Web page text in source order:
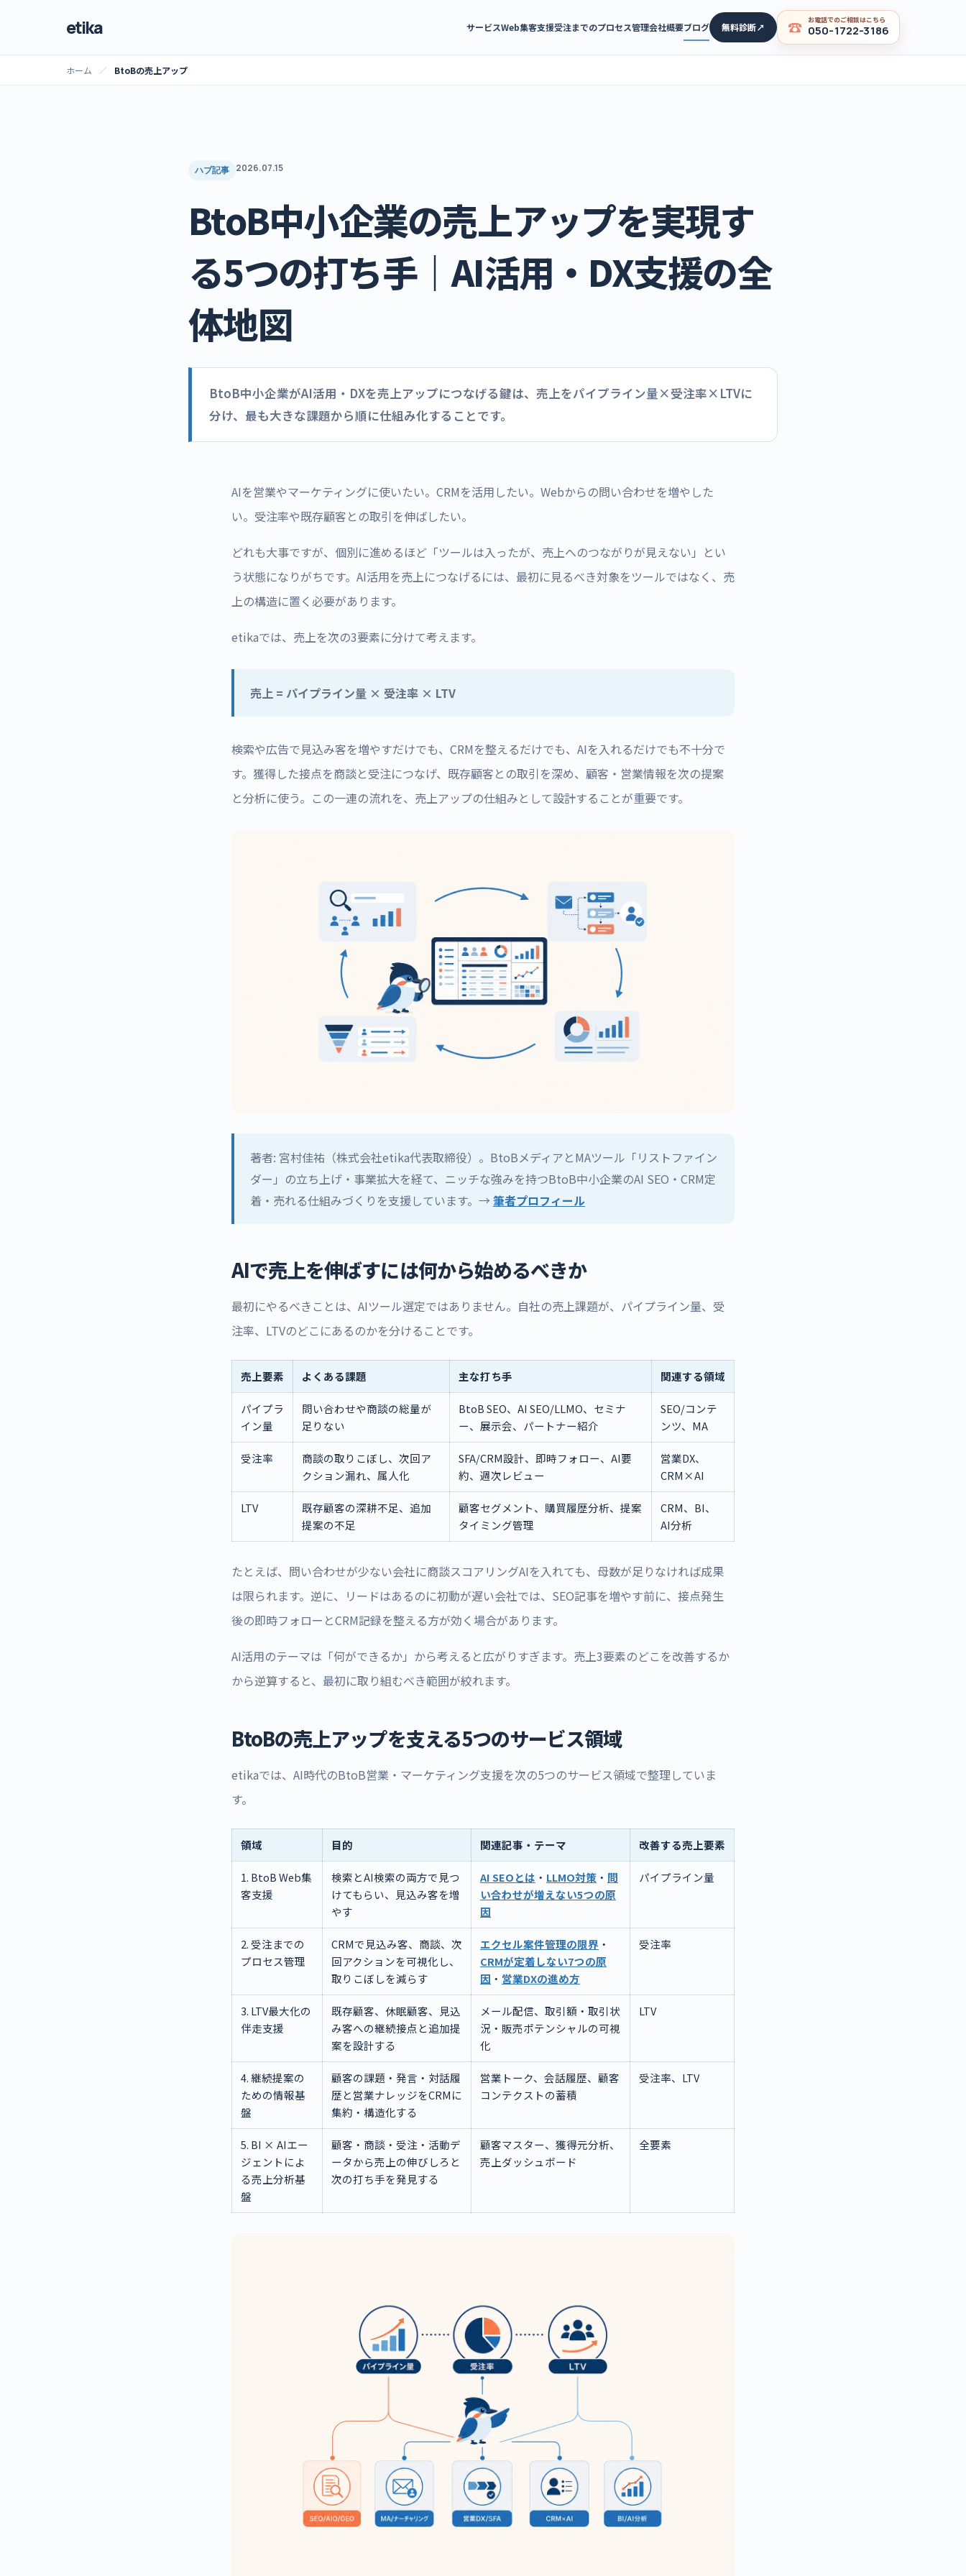
etika サービスWeb集客支援受注までのプロセス管理会社概要ブログ 無料診断↗
お電話でのご相談はこちら
050-1722-3186
ホーム BtoBの売上アップ
ハブ記事 2026.07.15
BtoB中小企業の売上アップを実現す
る5つの打ち手｜AI活用・DX支援の全
体地図
BtoB中小企業がAI活用・DXを売上アップにつなげる鍵は、売上をパイプライン量×受注率×LTVに
分け、最も大きな課題から順に仕組み化することです。
AIを営業やマーケティングに使いたい。CRMを活用したい。Webからの問い合わせを増やした
い。受注率や既存顧客との取引を伸ばしたい。
どれも大事ですが、個別に進めるほど「ツールは入ったが、売上へのつながりが見えない」とい
う状態になりがちです。AI活用を売上につなげるには、最初に見るべき対象をツールではなく、売
上の構造に置く必要があります。
etikaでは、売上を次の3要素に分けて考えます。
売上 = パイプライン量 × 受注率 × LTV
検索や広告で見込み客を増やすだけでも、CRMを整えるだけでも、AIを入れるだけでも不十分で
す。獲得した接点を商談と受注につなげ、既存顧客との取引を深め、顧客・営業情報を次の提案
と分析に使う。この一連の流れを、売上アップの仕組みとして設計することが重要です。
著者: 宮村佳祐（株式会社etika代表取締役）。BtoBメディアとMAツール「リストファイン
ダー」の立ち上げ・事業拡大を経て、ニッチな強みを持つBtoB中小企業のAI SEO・CRM定
着・売れる仕組みづくりを支援しています。→ 筆者プロフィール
AIで売上を伸ばすには何から始めるべきか
最初にやるべきことは、AIツール選定ではありません。自社の売上課題が、パイプライン量、受
注率、LTVのどこにあるのかを分けることです。
売上要素 よくある課題 主な打ち手 関連する領域
パイプラ
イン量
問い合わせや商談の総量が
足りない
BtoB SEO、AI SEO/LLMO、セミナ
ー、展示会、パートナー紹介
SEO/コンテ
ンツ、MA
受注率
商談の取りこぼし、次回ア
クション漏れ、属人化
SFA/CRM設計、即時フォロー、AI要
約、週次レビュー
営業DX、
CRM×AI
LTV
既存顧客の深耕不足、追加
提案の不足
顧客セグメント、購買履歴分析、提案
タイミング管理
CRM、BI、
AI分析
たとえば、問い合わせが少ない会社に商談スコアリングAIを入れても、母数が足りなければ成果
は限られます。逆に、リードはあるのに初動が遅い会社では、SEO記事を増やす前に、接点発生
後の即時フォローとCRM記録を整える方が効く場合があります。
AI活用のテーマは「何ができるか」から考えると広がりすぎます。売上3要素のどこを改善するか
から逆算すると、最初に取り組むべき範囲が絞れます。
BtoBの売上アップを支える5つのサービス領域
etikaでは、AI時代のBtoB営業・マーケティング支援を次の5つのサービス領域で整理していま
す。
領域 目的 関連記事・テーマ 改善する売上要素
1. BtoB Web集
客支援
検索とAI検索の両方で見つ
けてもらい、見込み客を増
やす
AI SEOとは ・ LLMO対策 ・ 問
い合わせが増えない5つの原
因
パイプライン量
2. 受注までの
プロセス管理
CRMで見込み客、商談、次
回アクションを可視化し、
取りこぼしを減らす
エクセル案件管理の限界 ・
CRMが定着しない7つの原
因 ・ 営業DXの進め方
受注率
3. LTV最大化の
伴走支援
既存顧客、休眠顧客、見込
み客への継続接点と追加提
案を設計する
メール配信、取引額・取引状
況・販売ポテンシャルの可視
化
LTV
4. 継続提案の
ための情報基
盤
顧客の課題・発言・対話履
歴と営業ナレッジをCRMに
集約・構造化する
営業トーク、会話履歴、顧客
コンテクストの蓄積
受注率、LTV
5. BI × AIエー
ジェントによ
る売上分析基
盤
顧客・商談・受注・活動デ
ータから売上の伸びしろと
次の打ち手を発見する
顧客マスター、獲得元分析、
売上ダッシュボード
全要素